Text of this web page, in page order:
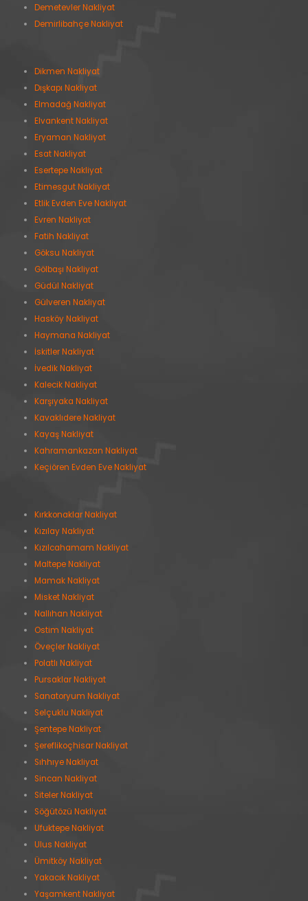
Demetevler Nakliyat
Demirlibahçe Nakliyat
Dikmen Nakliyat
Dışkapı Nakliyat
Elmadağ Nakliyat
Elvankent Nakliyat
Eryaman Nakliyat
Esat Nakliyat
Esertepe Nakliyat
Etimesgut Nakliyat
Etlik Evden Eve Nakliyat
Evren Nakliyat
Fatih Nakliyat
Göksu Nakliyat
Gölbaşı Nakliyat
Güdül Nakliyat
Gülveren Nakliyat
Hasköy Nakliyat
Haymana Nakliyat
İskitler Nakliyat
İvedik Nakliyat
Kalecik Nakliyat
Karşıyaka Nakliyat
Kavaklıdere Nakliyat
Kayaş Nakliyat
Kahramankazan Nakliyat
Keçiören Evden Eve Nakliyat
Kırkkonaklar Nakliyat
Kızılay Nakliyat
Kızılcahamam Nakliyat
Maltepe Nakliyat
Mamak Nakliyat
Misket Nakliyat
Nallıhan Nakliyat
Ostim Nakliyat
Öveçler Nakliyat
Polatlı Nakliyat
Pursaklar Nakliyat
Sanatoryum Nakliyat
Selçuklu Nakliyat
Şentepe Nakliyat
Şereflikoçhisar Nakliyat
Sıhhıye Nakliyat
Sincan Nakliyat
Siteler Nakliyat
Söğütözü Nakliyat
Ufuktepe Nakliyat
Ulus Nakliyat
Ümitköy Nakliyat
Yakacık Nakliyat
Yaşamkent Nakliyat